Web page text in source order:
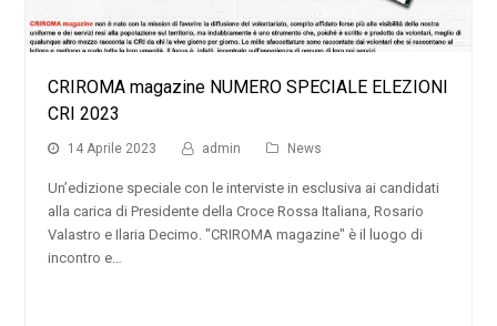
CRIROMA magazine NUMERO SPECIALE ELEZIONI
CRI 2023
14 Aprile 2023 admin News
Un’edizione speciale con le interviste in esclusiva ai candidati
alla carica di Presidente della Croce Rossa Italiana, Rosario
Valastro e Ilaria Decimo. "CRIROMA magazine" è il luogo di
incontro e…